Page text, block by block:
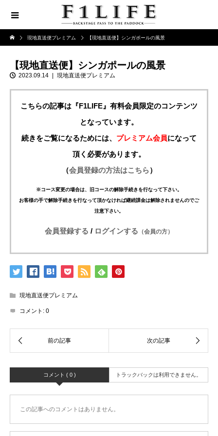
現地直送便プレミアム 【現地直送便】シンガポールの風景
【現地直送便】シンガポールの風景
2023.09.14 現地直送便プレミアム
こちらの記事は『F1LIFE』有料会員限定のコンテンツ
となっています。
続きをご覧になるためには、 プレミアム会員になって
頂く必要があります。
（会員登録の方法はこちら）
※コース変更の場合は、旧コースの解除手続きを行なって下さい。
お客様の手で解除手続きを行なって頂かなければ継続課金は解除されませんのでご
注意下さい。
会員登録する / ログインする （会員の方）
現地直送便プレミアム
コメント: 0
コメント ( 0 ) トラックバックは利用できません。
この記事へのコメントはありません。